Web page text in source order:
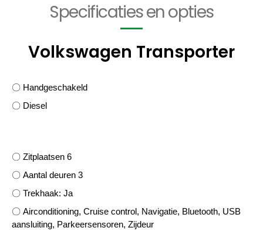
Specificaties en opties
Volkswagen Transporter
〇 Handgeschakeld
〇 Diesel
〇 Zitplaatsen 6
〇 Aantal deuren 3
〇 Trekhaak: Ja
〇 Airconditioning, Cruise control, Navigatie, Bluetooth, USB
aansluiting, Parkeersensoren, Zijdeur